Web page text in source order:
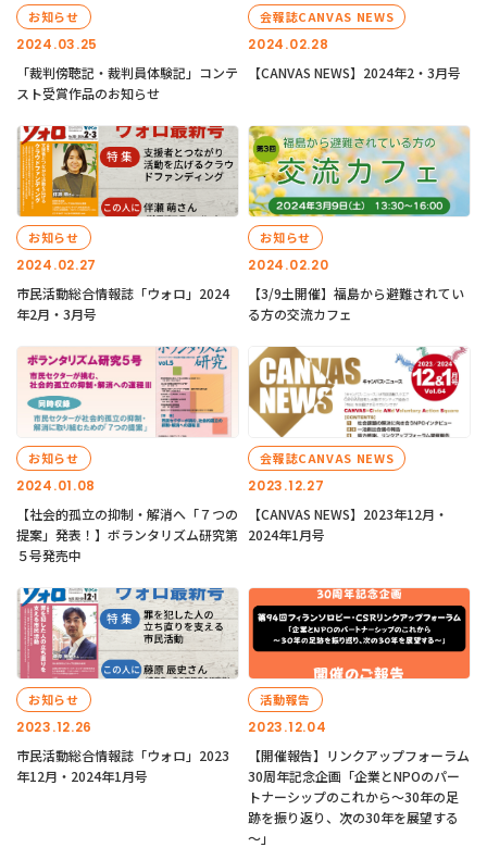
2024.03.25
お知らせ
「裁判傍聴記・裁判員体験記」コンテ
スト受賞作品のお知らせ
2024.02.28
会報誌CANVAS NEWS
【CANVAS NEWS】2024年2・3月号
2024.02.27
お知らせ
市民活動総合情報誌「ウォロ」2024
年2月・3月号
2024.02.20
お知らせ
【3/9土開催】福島から避難されてい
る方の交流カフェ
2024.01.08
お知らせ
【社会的孤立の抑制・解消へ「７つの
提案」発表！】ボランタリズム研究第
５号発売中
2023.12.27
会報誌CANVAS NEWS
【CANVAS NEWS】2023年12月・
2024年1月号
2023.12.26
お知らせ
市民活動総合情報誌「ウォロ」2023
年12月・2024年1月号
2023.12.04
活動報告
【開催報告】リンクアップフォーラム
30周年記念企画「企業とNPOのパー
トナーシップのこれから～30年の足
跡を振り返り、次の30年を展望する
～」